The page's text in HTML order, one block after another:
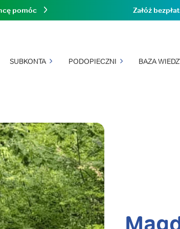
SUBKONTA PODOPIECZNI BAZA
pomóc Załóż